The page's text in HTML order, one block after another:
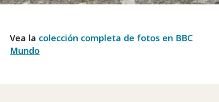
Vea la colección completa de fotos en BBC
Mundo